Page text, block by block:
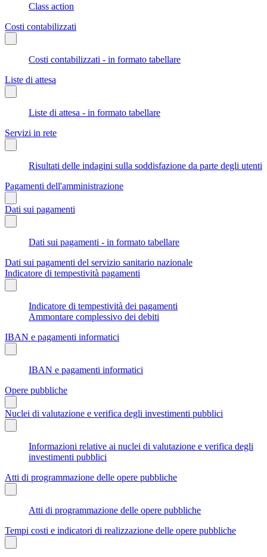
Class action
Costi contabilizzati
Costi contabilizzati - in formato tabellare
Liste di attesa
Liste di attesa - in formato tabellare
Servizi in rete
Risultati delle indagini sulla soddisfazione da parte degli utenti
Pagamenti dell'amministrazione
Dati sui pagamenti
Dati sui pagamenti - in formato tabellare
Dati sui pagamenti del servizio sanitario nazionale
Indicatore di tempestività pagamenti
Indicatore di tempestività dei pagamenti
Ammontare complessivo dei debiti
IBAN e pagamenti informatici
IBAN e pagamenti informatici
Opere pubbliche
Nuclei di valutazione e verifica degli investimenti pubblici
Informazioni relative ai nuclei di valutazione e verifica degli
investimenti pubblici
Atti di programmazione delle opere pubbliche
Atti di programmazione delle opere pubbliche
Tempi costi e indicatori di realizzazione delle opere pubbliche